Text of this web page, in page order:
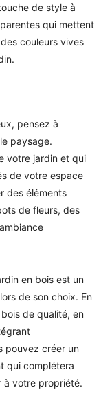
de style à
qui mettent
couleurs vives
pensez à
paysage.
votre jardin et qui
de votre espace
des éléments
de fleurs, des
en bois est un
de son choix. En
de qualité, en
pouvez créer un
qui complétera
à votre propriété.